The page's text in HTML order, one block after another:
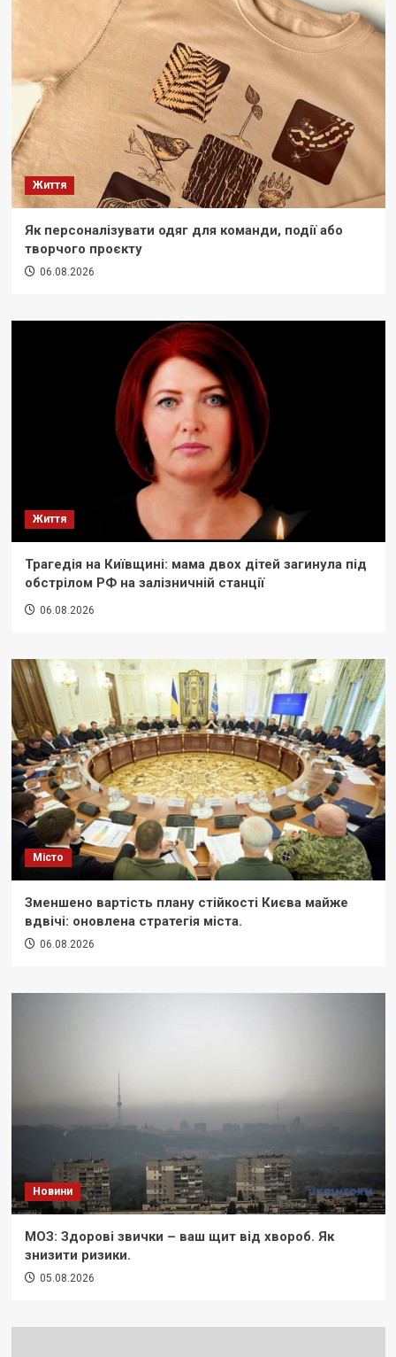
Життя
Як персоналізувати одяг для команди, події або
творчого проєкту
06.08.2026
Життя
Трагедія на Київщині: мама двох дітей загинула під
обстрілом РФ на залізничній станції
06.08.2026
Місто
Зменшено вартість плану стійкості Києва майже
вдвічі: оновлена стратегія міста.
06.08.2026
Новини
МОЗ: Здорові звички – ваш щит від хвороб. Як
знизити ризики.
05.08.2026